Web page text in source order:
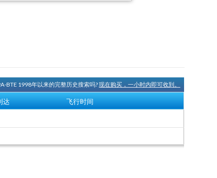
BTE 1998年以来的完整历史搜索吗?现在购买，一小时内即可收到。
达 飞行时间